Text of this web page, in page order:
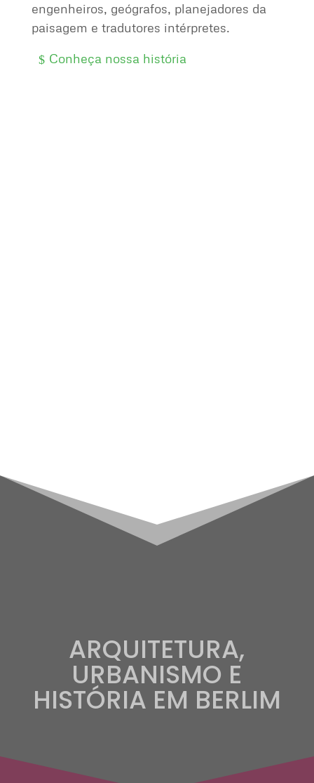
engenheiros, geógrafos, planejadores da
paisagem e tradutores intérpretes.
Conheça nossa história
ARQUITETURA,
URBANISMO E
HISTÓRIA EM BERLIM